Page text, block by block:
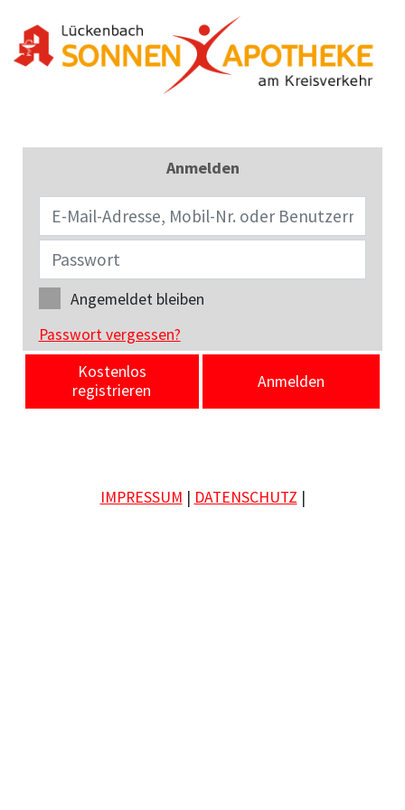
Anmelden
Angemeldet bleiben
Passwort vergessen?
Kostenlos
registrieren
Anmelden
IMPRESSUM | DATENSCHUTZ |